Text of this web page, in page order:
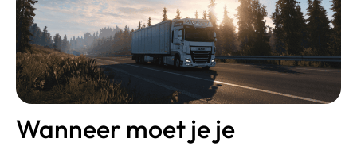
Wanneer moet je je